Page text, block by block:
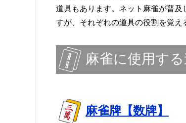
道具もあります。ネット麻雀が普
すが、それぞれの道具の役割を覚え
麻雀に使用す
麻雀牌【数牌】